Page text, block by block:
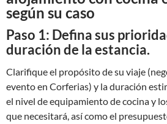
según su caso
Paso 1: Defina sus
duración de la estancia.
Clarifique el propósito de su viaje
evento en Corferias) y la duración
el nivel de equipamiento de cocina y
que necesitará, así como el